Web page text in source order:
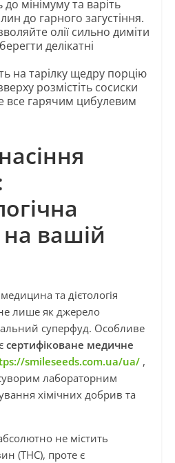
мінімуму та варіть
до гарного загустіння.
олії сильно диміти
делікатні
на тарілку щедру порцію
розмістіть сосиски
все гарячим цибулевим
на вашій
та дієтологія
лише як джерело
суперфуд. Особливе
сертифіковане медичне
smileseeds.com.ua/ua/ ,
лабораторним
хімічних добрив та
не містить
(THC), проте є